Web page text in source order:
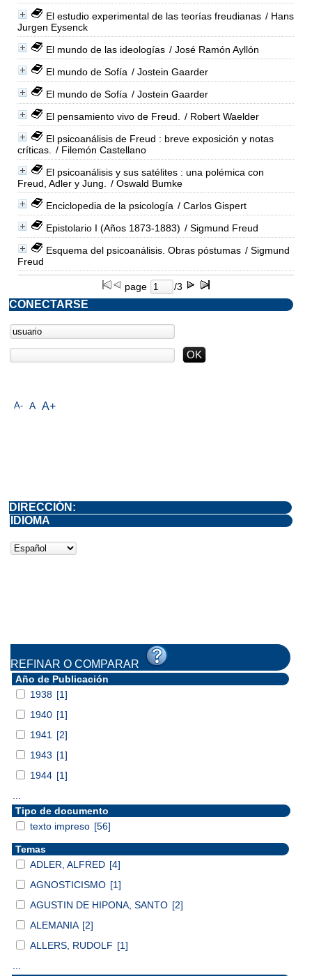
El estudio experimental de las teorías freudianas / Hans
Jurgen Eysenck
El mundo de las ideologías / José Ramón Ayllón
El mundo de Sofía / Jostein Gaarder
El mundo de Sofía / Jostein Gaarder
El pensamiento vivo de Freud.
/ Robert Waelder
El psicoanálisis de Freud : breve exposición y notas
críticas.
/ Filemón Castellano
El psicoanálisis y sus satélites : una polémica con
Freud, Adler y Jung.
/ Oswald Bumke
Enciclopedia de la psicología / Carlos Gispert
Epistolario I (Años 1873-1883) / Sigmund Freud
Esquema del psicoanálisis. Obras póstumas / Sigmund
Freud
page /3
A- A A+
CONECTARSE
DIRECCIÓN:
IDIOMA
REFINAR O COMPARAR
Año de Publicación
1938 [1]
1940 [1]
1941
[2]
1943 [1]
1944 [1]
Tipo de documento
texto impreso [56]
Temas
ADLER, ALFRED [4]
AGNOSTICISMO [1]
AGUSTIN DE HIPONA, SANTO [2]
ALEMANIA [2]
ALLERS, RUDOLF [1]